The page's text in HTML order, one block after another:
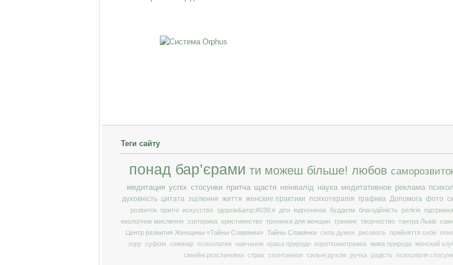
Теги сайту
понад бар’єрами ти можеш більше! любов
медитация успіх стосунки притча щастя неінвалід наука медитативное реклама
духовність цитата зцілення життя женские практики психотерапія графика Допомога фото
розвиток
притчі искусство здоров&amp;#039;я діти відпочинок буддизм благодійність релігія підтримка
екологічне мислення
эзотерика християнство тренинги для женщин тренинг творчество тантра Львів
Центр развития Женщины «Тайны Славянки» Тайны Славянки сила думки рисовать прийняття себе
зору суфізм семінар психология навчання краса природи короткометражка жива природа женский
сімейні розстановки страх спонтанное сильні духом ручка радість психологія